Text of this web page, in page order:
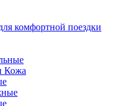
комфортной поездки
Кожа